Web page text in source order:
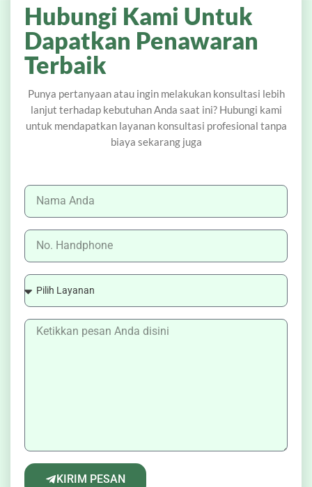
KIRIM PESAN
Hubungi Kami Untuk
Dapatkan Penawaran
Terbaik
Punya pertanyaan atau ingin melakukan konsultasi lebih
lanjut terhadap kebutuhan Anda saat ini? Hubungi kami
untuk mendapatkan layanan konsultasi profesional tanpa
biaya sekarang juga